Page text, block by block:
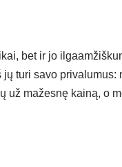
bet ir jo
turi savo
už mažesnę kainą, o